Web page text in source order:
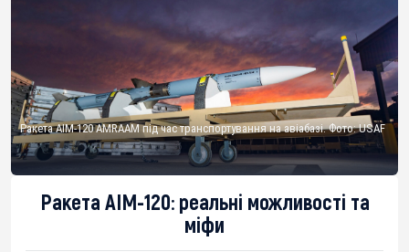
Ракета AIM-120 AMRAAM під час транспортування на авіабазі. Фото: USAF
Ракета AIM-120: реальні можливості та
міфи